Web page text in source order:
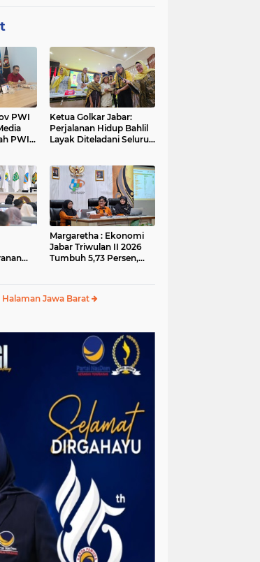
PWI
PWI
Ketua Golkar Jabar:
Perjalanan Hidup Bahlil
Layak Diteladani Seluruh
Margaretha : Ekonomi
Jabar Triwulan II 2026
Tumbuh 5,73 Persen,
Halaman Jawa Barat